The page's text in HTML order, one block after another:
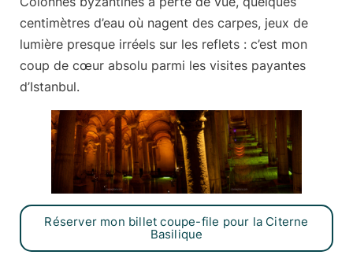
centimètres d’eau où nagent des carpes, jeux de
lumière presque irréels sur les reflets : c’est mon
coup de cœur absolu parmi les visites payantes
d’Istanbul.
Réserver mon billet coupe-file pour la Citerne
Basilique